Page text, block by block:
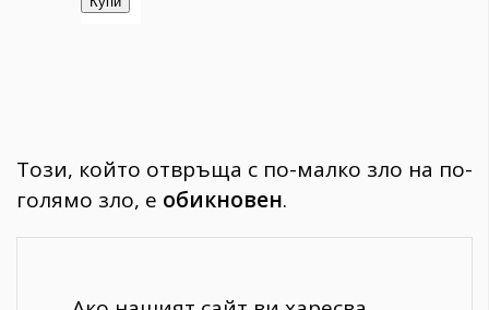
Този, който отвръща с по-малко зло на по-
голямо зло, е обикновен.